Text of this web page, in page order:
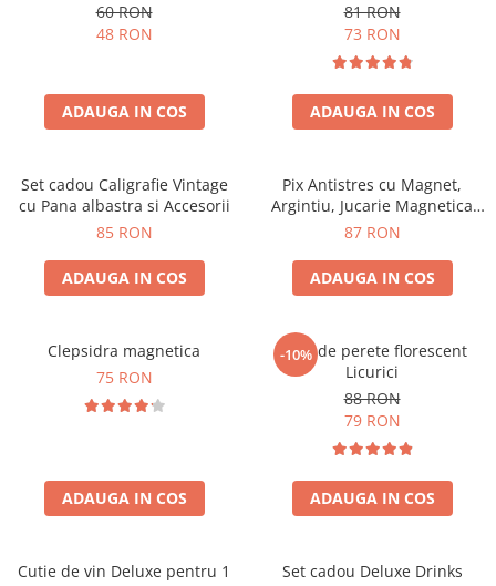
60 RON
48 RON
ADAUGA IN COS
81 RON
73 RON
ADAUGA IN COS
Set cadou Caligrafie Vintage
cu Pana albastra si Accesorii
85 RON
ADAUGA IN COS
Pix Antistres cu Magnet,
Argintiu, Jucarie Magnetica
pentru Birou
87 RON
ADAUGA IN COS
Clepsidra magnetica
75 RON
ADAUGA IN COS
-10%
Ceas de perete florescent
Licurici
88 RON
79 RON
ADAUGA IN COS
Cutie de vin Deluxe pentru 1
Set cadou Deluxe Drinks